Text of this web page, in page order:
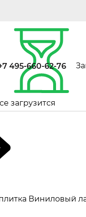
загрузится
495-660-62-76
Виниловый